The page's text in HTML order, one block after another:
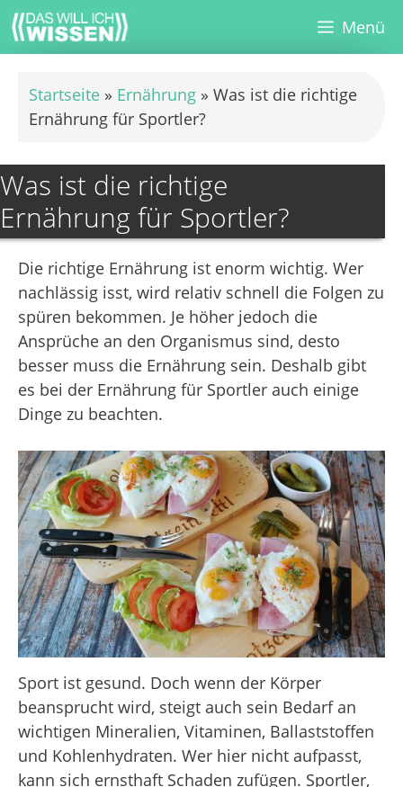
Zum
Inhalt
springen
Menü
Startseite » Ernährung » Was ist die richtige
Ernährung für Sportler?
Was ist die richtige
Ernährung für Sportler?
Die richtige Ernährung ist enorm wichtig. Wer
nachlässig isst, wird relativ schnell die Folgen zu
spüren bekommen. Je höher jedoch die
Ansprüche an den Organismus sind, desto
besser muss die Ernährung sein. Deshalb gibt
es bei der Ernährung für Sportler auch einige
Dinge zu beachten.
Sport ist gesund. Doch wenn der Körper
beansprucht wird, steigt auch sein Bedarf an
wichtigen Mineralien, Vitaminen, Ballaststoffen
und Kohlenhydraten. Wer hier nicht aufpasst,
kann sich ernsthaft Schaden zufügen. Sportler,